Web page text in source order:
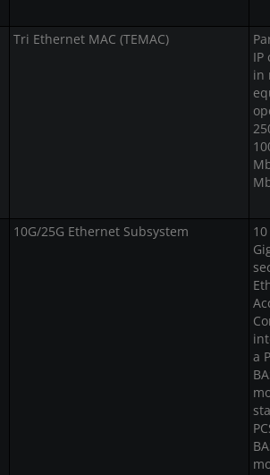
Tri Ethernet MAC (TEMAC)
IP
in
10G/25G Ethernet Subsystem
a